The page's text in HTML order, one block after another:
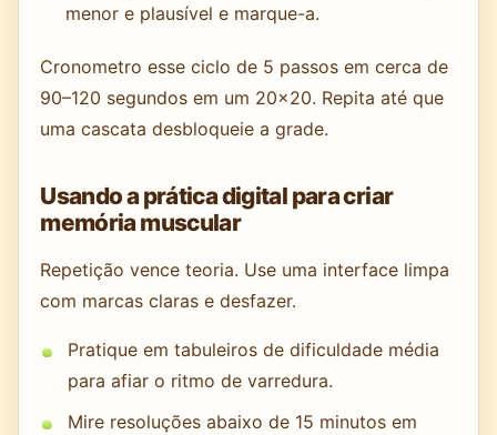
menor e plausível e marque-a.
Cronometro esse ciclo de 5 passos em cerca de
90–120 segundos em um 20x20. Repita até que
uma cascata desbloqueie a grade.
Usando a prática digital para criar
memória muscular
Repetição vence teoria. Use uma interface limpa
com marcas claras e desfazer.
Pratique em tabuleiros de dificuldade média
para afiar o ritmo de varredura.
Mire resoluções abaixo de 15 minutos em